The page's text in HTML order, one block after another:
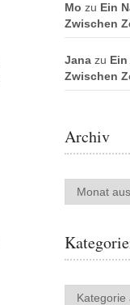
Mo zu Ein
Zwischen
Jana zu
Zwischen
Archiv
Archiv
Kategorien